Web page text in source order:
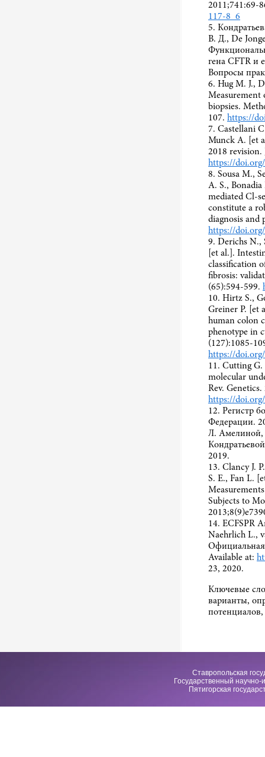
2011;741:69-
117-8_6
5.
В. Д., De
гена CFTR и
Вопросы
6. Hug M. J.,
biopsies.
107. https://
7. Castellani
Munck A. [et
2018 revision.
https://
8. Sousa M.,
A. S.,
mediated Cl-
constitute a
diagnosis and
https://
9. Derichs N.,
[et al.].
classification
fibrosis:
(65):594-599.
10. Hirtz S.,
Greiner P. [et
human colon
phenotype in
(127):1085-
https://
11. Cutting G.
molecular
Rev.
https://
12. Регистр
Федерации.
Л.
2019.
13. Clancy J.
S. E., Fan L.
Subjects to
14. ECFSPR
Naehrlich L.,
Официальная
Available at:
23, 2020.
Ключевые
варианты,
Ставропольская
Государственный научно-
Пятигорская